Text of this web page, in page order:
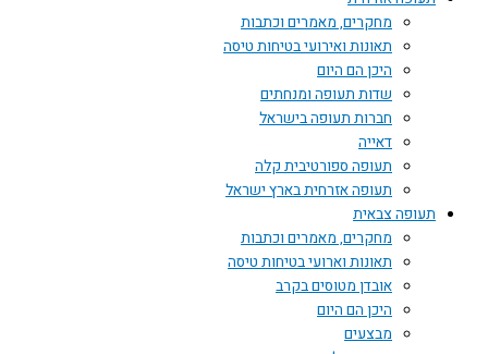
מחקרים, מאמרים וכתבות
תאונות ואירועי בטיחות טיסה
היכן הם היום
שדות תעופה ומנחתים
חברות תעופה בישראל
דאייה
תעופה ספורטיבית קלה
תעופה אזרחית בארץ ישראל
תעופה צבאית
מחקרים, מאמרים וכתבות
תאונות וארועי בטיחות טיסה
אובדן מטוסים בקרב
היכן הם היום
מבצעים